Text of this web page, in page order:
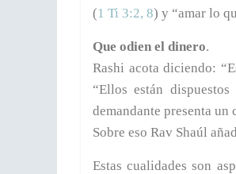
(1 Ti 3:2, 8) y “amar lo
Que odien el dinero.
Rashi acota diciendo:
“Ellos están
demandante presenta un
Sobre eso Rav Shaúl
Estas cualidades son